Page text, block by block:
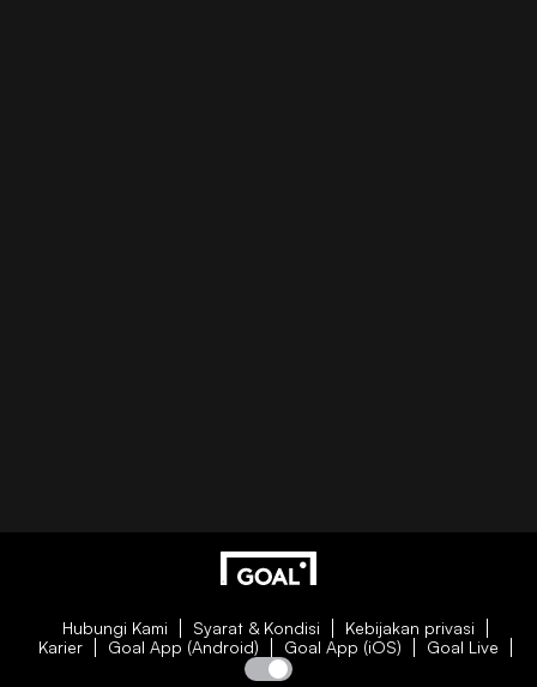
Hubungi Kami Syarat & Kondisi
Kebijakan privasi
Karier
Goal App (Android) Goal App (iOS) Goal Live